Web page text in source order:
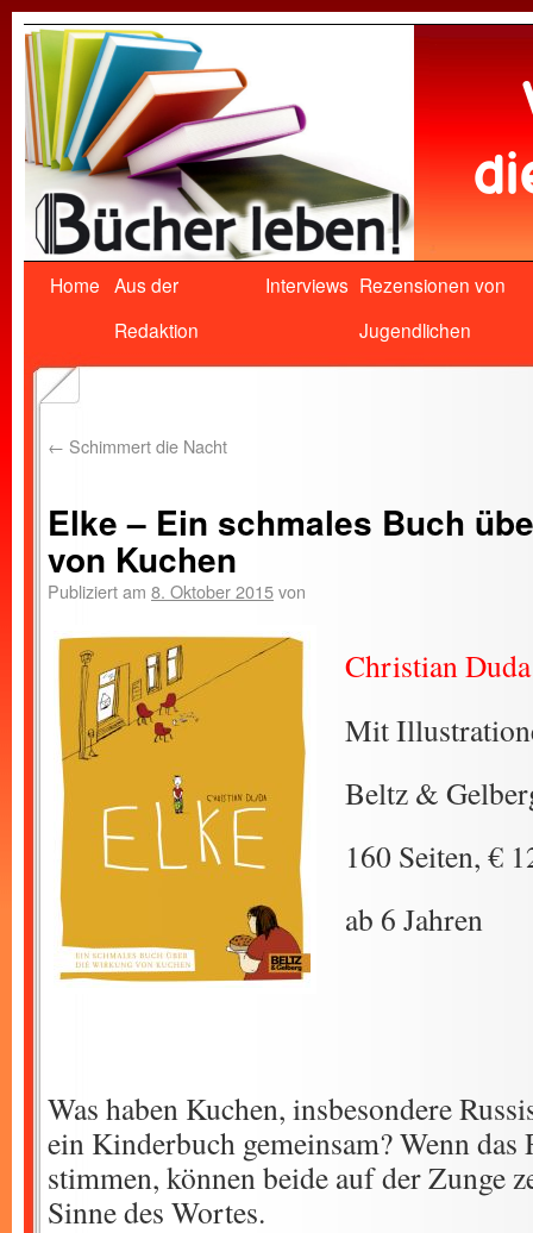
Home Aus der
Redaktion
Interviews Rezensionen von
Jugendlichen
← Schimmert die Nacht
Elke – Ein schmales Buch
von Kuchen
Publiziert am 8. Oktober 2015von
Christian Duda
Mit
Beltz &
160 Seiten, €
ab 6 Jahren
Was haben Kuchen, insbesondere
ein Kinderbuch gemeinsam? Wenn das
stimmen, können beide auf der Zunge
Sinne des Wortes.